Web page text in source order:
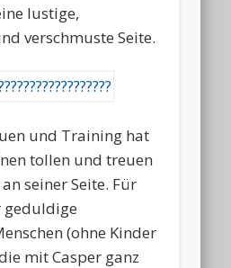
lustige,
verschmuste Seite.
und Training hat
tollen und treuen
seiner Seite. Für
geduldige
(ohne Kinder
mit Casper ganz